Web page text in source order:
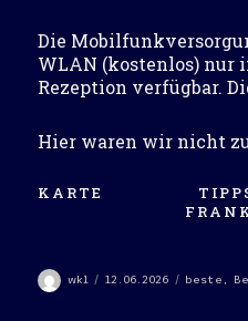
Die
WLAN (kostenlos) nur
Rezeption verfügbar.
Hier waren wir nicht
KARTE
Autor
wkl
Veröffentlicht
12.06.2026 beste ,